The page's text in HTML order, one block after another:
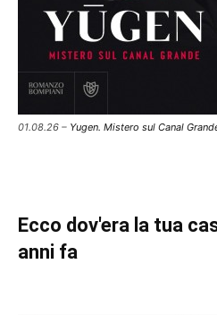
01.08.26 – Yugen. Mistero sul Canal
Ecco dov'era la tua
anni fa